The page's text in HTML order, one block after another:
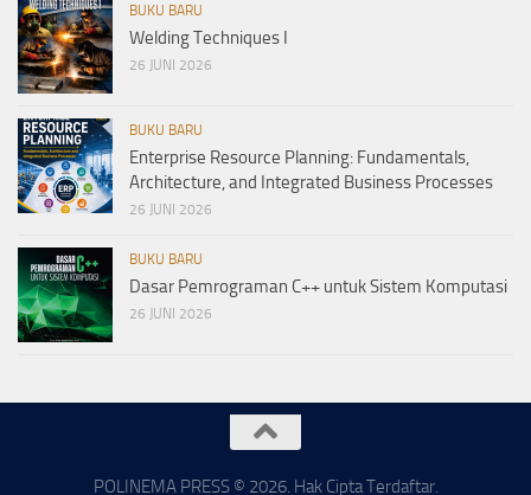
BUKU BARU
Welding Techniques I
26 JUNI 2026
BUKU BARU
Enterprise Resource Planning: Fundamentals,
Architecture, and Integrated Business Processes
26 JUNI 2026
BUKU BARU
Dasar Pemrograman C++ untuk Sistem Komputasi
26 JUNI 2026
POLINEMA PRESS © 2026. Hak Cipta Terdaftar.